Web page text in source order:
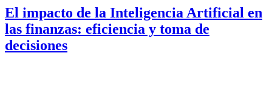
El impacto de la Inteligencia Artificial en
las finanzas: eficiencia y toma de
decisiones